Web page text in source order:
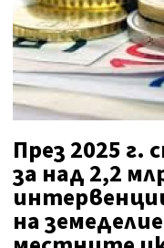
През 2025
за над 2,2
на